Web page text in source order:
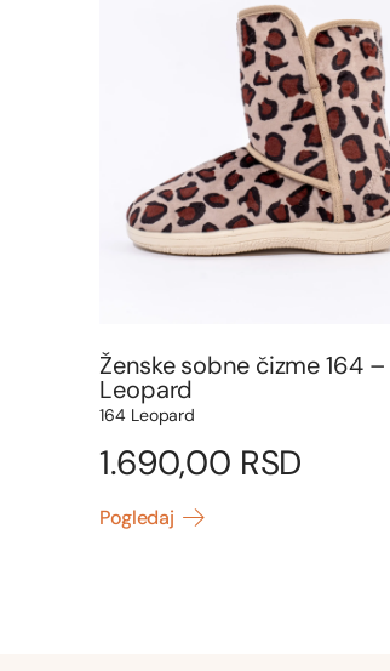
Ženske sobne čizme 164 –
Leopard
164 Leopard
1.690,00 RSD
Pogledaj